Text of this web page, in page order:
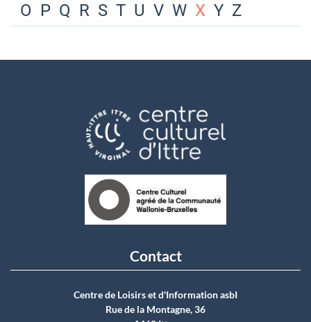
O P Q R S T U V W X Y Z
Contact
Centre de Loisirs et d'Information asbI
Rue de la Montagne, 36